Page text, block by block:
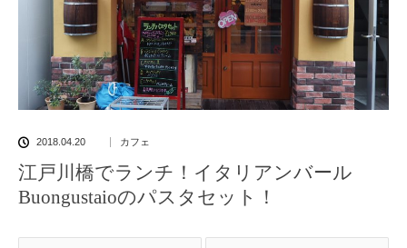
2018.04.20 カフェ
江戸川橋でランチ！イタリアンバール
Buongustaioのパスタセット！